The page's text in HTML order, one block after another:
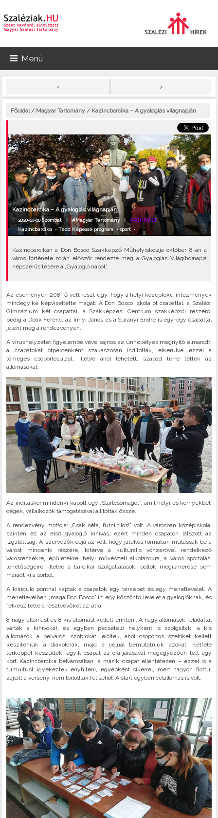
Menü
< >
Főoldal/ Magyar Tartomány / Kazincbarcika – A gyaloglás világnapján
Kazincbarcika – A gyaloglás világnapján
2020-10-10 Szombat |#Magyar Tartomány|ARCHIVÁLT
Kazincbarcika •Tedd Képessé program •sport •
Kazincbarcikán a Don Bosco Szakképző Műhelyiskolája október 8-án a
város története során először rendezte meg a Gyaloglás Világ(hó)napja
népszerűsítésére a „Gyalogló napot”.
Az eseményen 208 fő vett részt úgy, hogy a helyi középfokú intézmények
mindegyike képviseltette magát: A Don Bosco Iskola öt csapattal, a Szalézi
Gimnázium két csapattal, a Szakképzési Centrum szakképzői részéről
pedig a Deák Ferenc, az Irinyi János és a Surányi Endre is egy-egy csapattal
jelent meg a rendezvényen.
A vírushelyzetet figyelembe véve sajnos az ünnepélyes megnyitó elmaradt;
a csapatokat ötpercenként szakaszosan indították, elkerülve ezzel a
tömeges csoportosulást, illetve ahol lehetett, szabad térre tették az
állomásokat.
Az indításkor mindenki kapott egy „Startcsomagot”, amit helyi és környékbeli
cégek, vállalkozók támogatásával állítottak össze.
A rendezvény mottója: „Csak séta, futni tilos!” volt. A városban középiskolai
szinten ez az első gyalogló kihívás, ezért minden csapaton látszott az
izgatottság. A szervezők céja az volt, hogy játékos formában mutassák be a
várost mindenki részére, kitérve a kulturális vonzerővel rendelkező
városrészekre, épületekre, helyi művészeti alkotásokra, a város sportolási
lehetőségeire, illetve a barcikai szolgáltatások, boltok megismerése sem
maradt ki a sorból.
A kiinduló pontnál kaptak a csapatok egy térképet és egy menetlevelet. A
menetlevélben „maga Don Bosco” írt egy köszöntő levelet a gyaloglóknak, és
felkészítette a résztvevőket az útra.
8 nagy állomást és 8 kis állomást kellett érinteni. A nagy állomások feladattal
várták a kihívókat, és egyben pecsételő helyként is szolgáltak, a kis
állomások a belvárosi szobrokat jelölték, ahol csoportos szelfiket kellett
készíteniük a diákoknak, majd a célnál bemutatniuk azokat. Kétféle
térképpel készültek, egyik csapat az óra járásával megegyezően tett egy
kört Kazincbarcika belvárosában, a másik csapat ellentétesen – ezzel is a
tumultust igyekeztek enyhíteni, egyébként sikerrel, mert nagyon flottul
zajlott a verseny, nem torlódtak fel sehol. A start egyben célállomás is volt.